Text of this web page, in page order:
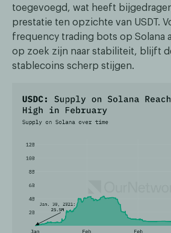
toegevoegd, wat heeft
prestatie ten opzichte van USDT.
frequency trading bots op Solana
op zoek zijn naar stabiliteit, blijft
stablecoins scherp stijgen.